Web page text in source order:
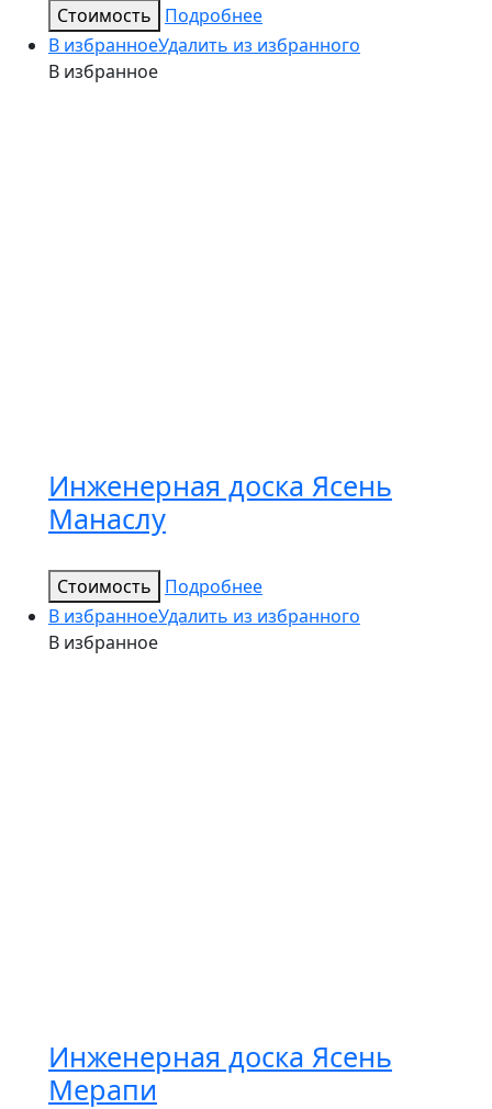
Стоимость
Подробнее
В избранноеУдалить из избранного
В избранное
Инженерная доска Ясень
Манаслу
Стоимость
Подробнее
В избранноеУдалить из избранного
В избранное
Инженерная доска Ясень
Мерапи